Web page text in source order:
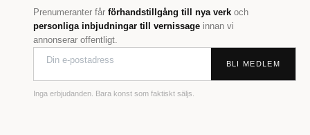
Prenumeranter får förhandstillgång till nya verk och
personliga inbjudningar till vernissage innan vi
annonserar offentligt.
BLI MEDLEM
Inga erbjudanden. Bara konst som faktiskt säljs.